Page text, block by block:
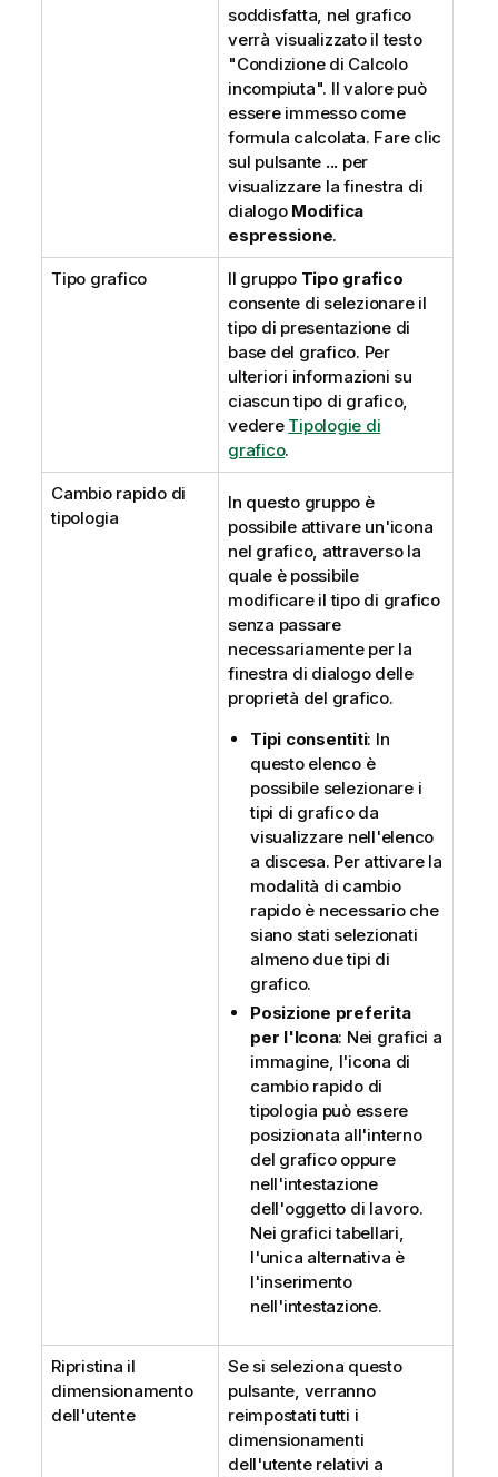
soddisfatta, nel grafico
verrà visualizzato il testo
"Condizione di Calcolo
incompiuta". Il valore può
essere immesso come
formula calcolata. Fare clic
sul pulsante ... per
visualizzare la finestra di
dialogo Modifica
espressione.
Tipo grafico Il gruppo Tipo grafico
consente di selezionare il
tipo di presentazione di
base del grafico. Per
ulteriori informazioni su
ciascun tipo di grafico,
vedere Tipologie di
grafico.
Cambio rapido di
tipologia
In questo gruppo è
possibile attivare un'icona
nel grafico, attraverso la
quale è possibile
modificare il tipo di grafico
senza passare
necessariamente per la
finestra di dialogo delle
proprietà del grafico.
Tipi consentiti: In
questo elenco è
possibile selezionare i
tipi di grafico da
visualizzare nell'elenco
a discesa. Per attivare la
modalità di cambio
rapido è necessario che
siano stati selezionati
almeno due tipi di
grafico.
Posizione preferita
per l'Icona: Nei grafici a
immagine, l'icona di
cambio rapido di
tipologia può essere
posizionata all'interno
del grafico oppure
nell'intestazione
dell'oggetto di lavoro.
Nei grafici tabellari,
l'unica alternativa è
l'inserimento
nell'intestazione.
Ripristina il
dimensionamento
dell'utente
Se si seleziona questo
pulsante, verranno
reimpostati tutti i
dimensionamenti
dell'utente relativi a